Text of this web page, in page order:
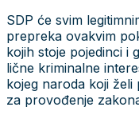
SDP će svim
prepreka ovakvim
kojih stoje pojedinci i
lične kriminalne
kojeg naroda koji želi
za provođenje